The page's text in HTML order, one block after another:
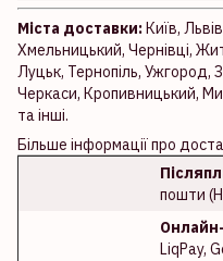
Міста доставки: Київ,
Хмельницький, Чернівці,
Луцьк, Тернопіль, Ужгород,
Черкаси, Кропивницький,
та інші.
Більше інформації про
пошти
LiqPay,